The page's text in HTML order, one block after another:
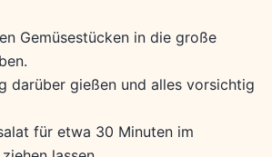
Gemüsestücken in die große
darüber gießen und alles vorsichtig
für etwa 30 Minuten im